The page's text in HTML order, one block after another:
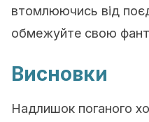
втомлюючись від
обмежуйте свою
Висновки
Надлишок поганого